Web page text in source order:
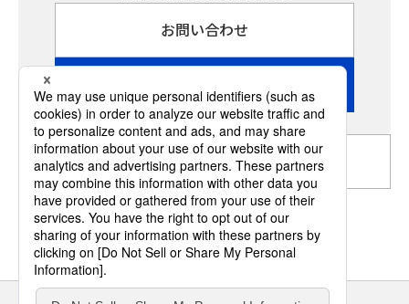
お問い合わせ
「自分でできる修理」トップへ
サイトのご利用にあたって クッキーポリシー